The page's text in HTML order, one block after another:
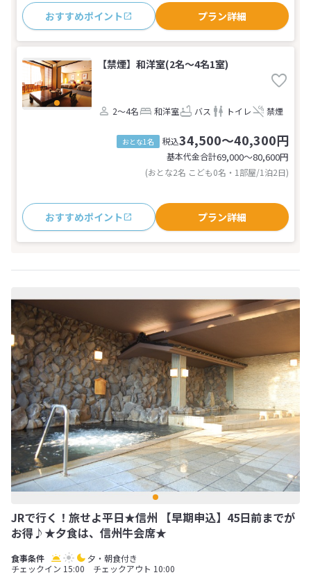
おすすめポイント プラン詳細
【禁煙】和洋室(2名～4名1室)
2～4名 和洋室 バス トイレ 禁煙
おとな1名 税込34,500～40,300円
基本代金合計69,000〜80,600円
(おとな2名 こども0名・1部屋/1泊2日)
おすすめポイント プラン詳細
JRで行く！旅せよ平日★信州 【早期申込】45日前までが
お得♪★夕食は、信州牛会席★
夕・朝食付き
チェックイン 15:00 チェックアウト 10:00